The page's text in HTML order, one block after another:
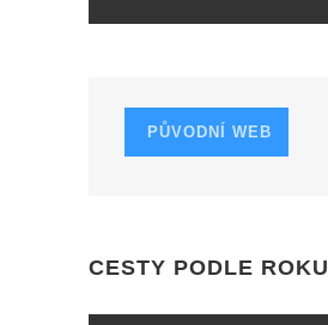
PŮVODNÍ WEB
CESTY PODLE ROKU